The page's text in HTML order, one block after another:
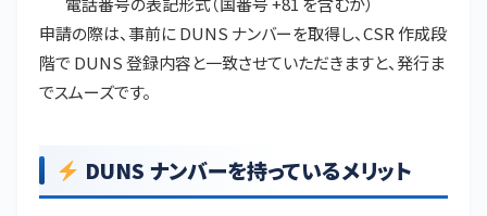
申請の際は、事前に DUNS ナンバーを取得し、CSR 作成段
階で DUNS 登録内容と一致させていただきますと、発行ま
でスムーズです。
DUNS ナンバーを持っているメリット